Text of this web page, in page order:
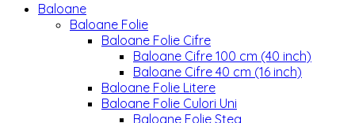
Baloane
Baloane Folie
Baloane Folie Cifre
Baloane Cifre 100 cm (40 inch)
Baloane Cifre 40 cm (16 inch)
Baloane Folie Litere
Baloane Folie Culori Uni
Baloane Folie Stea